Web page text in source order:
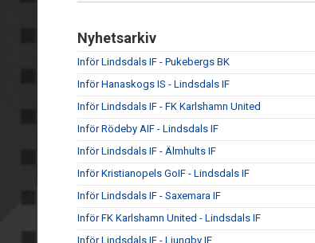
Nyhetsarkiv
Inför Lindsdals IF - Pukebergs BK
Inför Hanaskogs IS - Lindsdals IF
Inför Lindsdals IF - FK Karlshamn United
Inför Rödeby AIF - Lindsdals IF
Inför Lindsdals IF - Älmhults IF
Inför Kristianopels GoIF - Lindsdals IF
Inför Lindsdals IF - Saxemara IF
Inför FK Karlshamn United - Lindsdals IF
Inför Lindsdals IF - Ljungby IF